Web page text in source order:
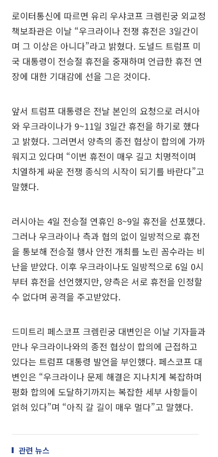
로이터통신에 따르면 유리 우샤코프 크렘린궁 외교정
책보좌관은 이날 “우크라이나 전쟁 휴전은 3일간이
며 그 이상은 아니다”라고 밝혔다. 도널드 트럼프 미
국 대통령이 전승절 휴전을 중재하며 언급한 휴전 연
장에 대한 기대감에 선을 그은 것이다.
앞서 트럼프 대통령은 전날 본인의 요청으로 러시아
와 우크라이나가 9~11일 3일간 휴전을 하기로 했다
고 밝혔다. 그러면서 양측의 종전 협상이 합의에 가까
워지고 있다며 “이번 휴전이 매우 길고 치명적이며
치열하게 싸운 전쟁 종식의 시작이 되기를 바란다”고
말했다.
러시아는 4일 전승절 연휴인 8~9일 휴전을 선포했다.
그러나 우크라이나 측과 협의 없이 일방적으로 휴전
을 통보해 전승절 행사 안전 개최를 노린 꼼수라는 비
난을 받았다. 이후 우크라이나도 일방적으로 6일 0시
부터 휴전을 선언했지만, 양측은 서로 휴전을 인정할
수 없다며 공격을 주고받았다.
드미트리 페스코프 크렘린궁 대변인은 이날 기자들과
만나 우크라이나와의 종전 협상이 합의에 근접하고
있다는 트럼프 대통령 발언을 부인했다. 페스코프 대
변인은 “우크라이나 문제 해결은 지나치게 복잡하며
평화 합의에 도달하기까지는 복잡한 세부 사항들이
얽혀 있다”며 “아직 갈 길이 매우 멀다”고 말했다.
관련 뉴스